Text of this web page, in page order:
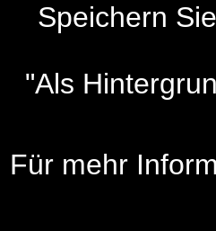
Speichern
"Als
Für mehr